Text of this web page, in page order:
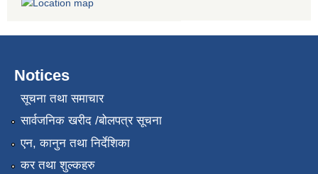
Notices
सूचना तथा समाचार
सार्वजनिक खरीद /बोलपत्र सूचना
एन, कानुन तथा निर्देशिका
कर तथा शुल्कहरु